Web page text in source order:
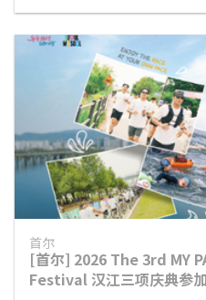
首尔
[首尔] 2026 The 3rd MY
Festival 汉江三项庆典参